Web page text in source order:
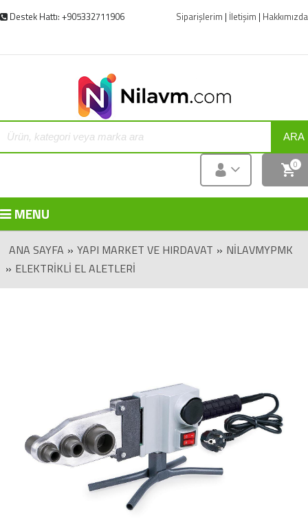
Destek Hattı: +905332711906 Siparişlerim | İletişim | Hakkımızda
ARA
0
MENU
ANA SAYFA » YAPI MARKET VE HIRDAVAT » NILAVMYPMK
» ELEKTRIKLI EL ALETLERI